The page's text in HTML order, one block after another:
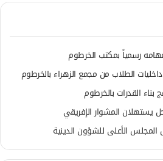
رسمياً بمكتب الخرطوم
داخليات الطلاب من مجمع الزهراء بالخرطوم
بناء القدرات بالخرطوم
يستهلان المشوار الإفريقي
المجلس الأعلى للشؤون الدينية